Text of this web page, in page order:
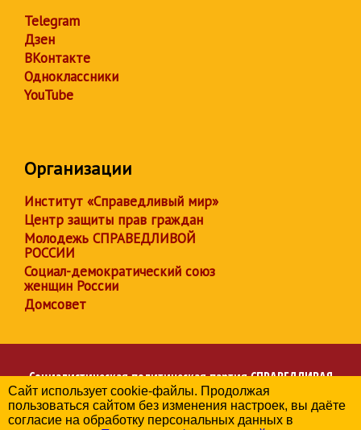
Telegram
Дзен
ВКонтакте
Одноклассники
YouTube
Организации
Институт «Справедливый мир»
Центр защиты прав граждан
Молодежь СПРАВЕДЛИВОЙ
РОССИИ
Социал-демократический союз
женщин России
Домсовет
Социалистическая политическая партияСПРАВЕДЛИВАЯ
РОССИЯ
Региональное отделение партии в Челябинской области
Сайт использует cookie-файлы. Продолжая
пользоваться сайтом без изменения настроек, вы даёте
согласие на обработку персональных данных в